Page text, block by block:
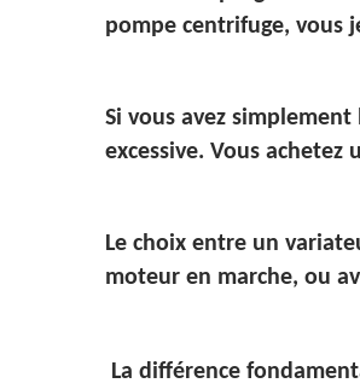
pompe centrifuge, vous
Si vous avez
excessive. Vous achetez
Le choix entre un
moteur en marche, ou
La différence